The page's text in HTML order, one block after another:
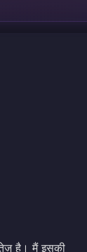
है। मैं इसकी